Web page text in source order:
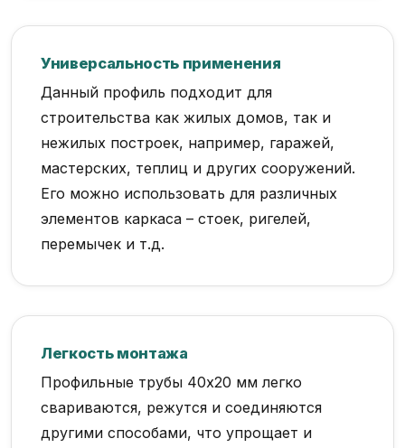
Универсальность применения
Данный профиль подходит для
строительства как жилых домов, так и
нежилых построек, например, гаражей,
мастерских, теплиц и других сооружений.
Его можно использовать для различных
элементов каркаса – стоек, ригелей,
перемычек и т.д.
Легкость монтажа
Профильные трубы 40х20 мм легко
свариваются, режутся и соединяются
другими способами, что упрощает и